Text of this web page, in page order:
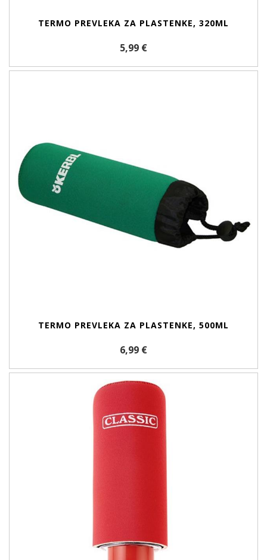
TERMO PREVLEKA ZA PLASTENKE, 320ML
5,99 €
TERMO PREVLEKA ZA PLASTENKE, 500ML
6,99 €